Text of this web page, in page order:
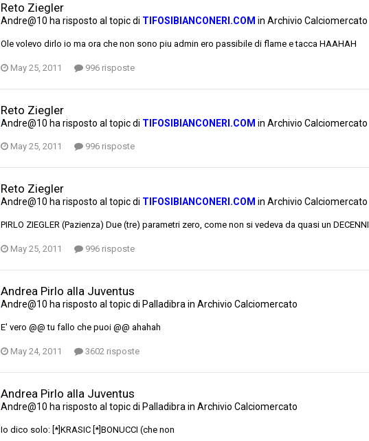
Reto Ziegler
Andre@10 ha risposto al topic di TIFOSIBIANCONERI.COM in Archivio Calciomercato
Ole volevo dirlo io ma ora che non sono piu admin ero passibile di flame e tacca HAAHAH
May 25, 2011 996 risposte
Reto Ziegler
Andre@10 ha risposto al topic di TIFOSIBIANCONERI.COM in Archivio Calciomercato
May 25, 2011 996 risposte
Reto Ziegler
Andre@10 ha risposto al topic di TIFOSIBIANCONERI.COM in Archivio Calciomercato
PIRLO ZIEGLER (Pazienza) Due (tre) parametri zero, come non si vedeva da quasi un
May 25, 2011 996 risposte
Andrea Pirlo alla Juventus
Andre@10 ha risposto al topic di Palladibra in Archivio Calciomercato
E' vero @@ tu fallo che puoi @@ ahahah
May 24, 2011 3602 risposte
Andrea Pirlo alla Juventus
Andre@10 ha risposto al topic di Palladibra in Archivio Calciomercato
Io dico solo: [*]KRASIC [*]BONUCCI (che non